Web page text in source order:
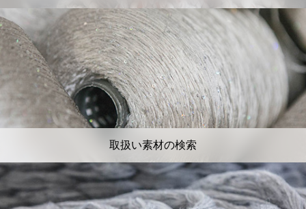
取扱い素材の検索